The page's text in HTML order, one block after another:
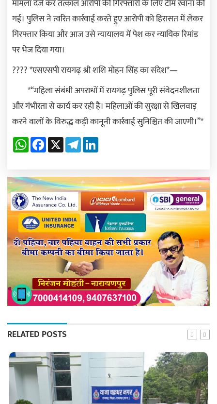
मामला दर्ज कर तत्काल आरोपी की गिरफ्तारी के लिए टीम रवाना की
गई। पुलिस ने त्वरित कार्रवाई करते हुए आरोपी को हिरासत में लेकर
गिरफ्तार किया और आज उसे न्यायालय में पेश कर न्यायिक रिमांड
पर भेज दिया गया।
???? *एसएसपी रायगढ़ श्री शशि मोहन सिंह का संदेश*—
*“महिला संबंधी अपराधों में रायगढ़ पुलिस पूरी संवेदनशीलता
और गंभीरता से कार्य कर रही है। महिलाओं की सुरक्षा से खिलवाड़
करने वालों के विरुद्ध कड़ी कानूनी कार्रवाई सुनिश्चित की जाएगी।”*
WhatsAppFacebook
X Telegram
Previous Next
RELATED POSTS